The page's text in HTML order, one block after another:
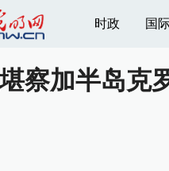
时政 国
察加半岛克